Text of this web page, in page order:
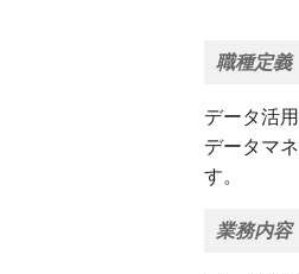
職種定義
データ活
データマ
す。
業務内容